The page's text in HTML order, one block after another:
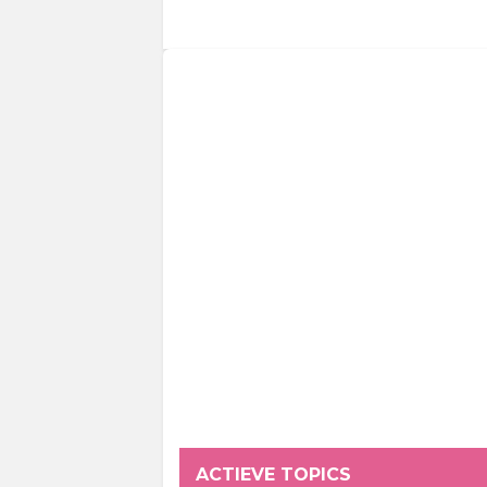
ACTIEVE TOPICS